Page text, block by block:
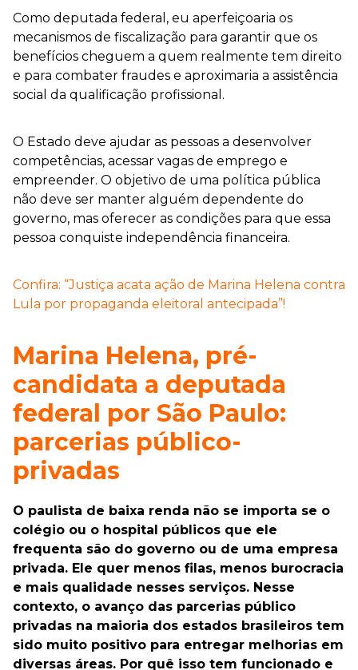
Como deputada federal, eu aperfeiçoaria os
mecanismos de fiscalização para garantir que os
benefícios cheguem a quem realmente tem direito
e para combater fraudes e aproximaria a assistência
social da qualificação profissional.
O Estado deve ajudar as pessoas a desenvolver
competências, acessar vagas de emprego e
empreender. O objetivo de uma política pública
não deve ser manter alguém dependente do
governo, mas oferecer as condições para que essa
pessoa conquiste independência financeira.
Confira: “Justiça acata ação de Marina Helena contra
Lula por propaganda eleitoral antecipada”!
Marina Helena, pré-
candidata a deputada
federal por São Paulo:
parcerias público-
privadas
O paulista de baixa renda não se importa se o
colégio ou o hospital públicos que ele
frequenta são do governo ou de uma empresa
privada. Ele quer menos filas, menos burocracia
e mais qualidade nesses serviços. Nesse
contexto, o avanço das parcerias público
privadas na maioria dos estados brasileiros tem
sido muito positivo para entregar melhorias em
diversas áreas. Por quê isso tem funcionado e